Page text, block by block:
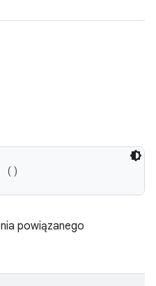
()
powiązanego